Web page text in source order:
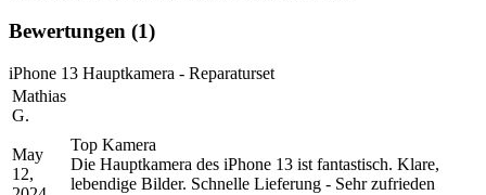
Bewertungen (1)
iPhone 13 Hauptkamera - Reparaturset
Mathias
G.
May
12,
Top Kamera
Die Hauptkamera des iPhone 13 ist fantastisch. Klare,
lebendige Bilder. Schnelle Lieferung - Sehr zufrieden